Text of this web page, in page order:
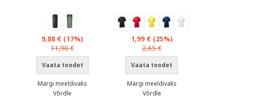
9,88 € (17%)
11,90 €
Vaata toodet
Märgi meeldivaks
Võrdle
1,99 € (25%)
2,65 €
Vaata toodet
Märgi meeldivaks
Võrdle